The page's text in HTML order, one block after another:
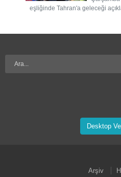
eşliğinde Tahran'a geleceği
Desktop
Arşiv